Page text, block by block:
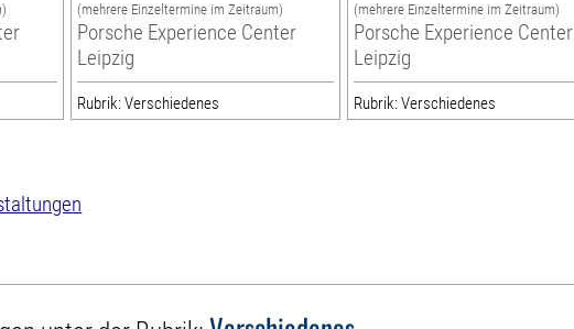
(mehrere Einzeltermine im Zeitraum)
Porsche Experience Center
Leipzig
Rubrik: Verschiedenes
(mehrere Einzeltermine im Zeitraum)
Porsche Experience Center
Leipzig
Rubrik: Verschiedenes